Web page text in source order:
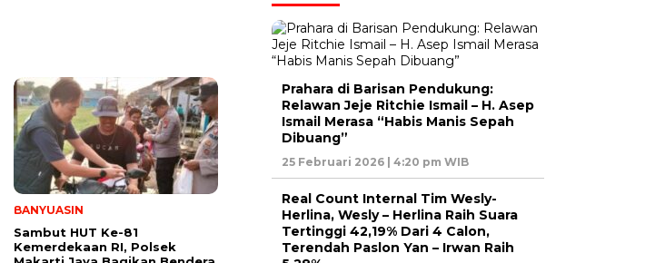
BANYUASIN
Sambut HUT Ke-81
Kemerdekaan RI, Polsek
Prahara di Barisan Pendukung:
Relawan Jeje Ritchie Ismail – H. Asep
Ismail Merasa “Habis Manis Sepah
Dibuang”
25 Februari 2026 | 4:20 pm WIB
Real Count Internal Tim Wesly-
Herlina, Wesly – Herlina Raih Suara
Tertinggi 42,19% Dari 4 Calon,
Terendah Paslon Yan – Irwan Raih